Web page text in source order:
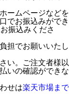
ームページなどを
でお振込みができ
振込みくださ
担でお願いいたし
い。ご注文者様以
いの確認ができな
せは楽天市場まで